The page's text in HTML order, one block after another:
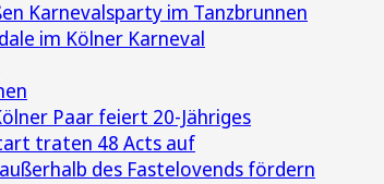
Karnevalsparty im Tanzbrunnen
im Kölner Karneval
Paar feiert 20-Jähriges
traten 48 Acts auf
des Fastelovends fördern